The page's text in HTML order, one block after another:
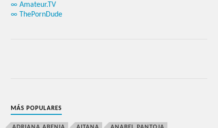
∞ Amateur.TV
∞ ThePornDude
MÁS POPULARES